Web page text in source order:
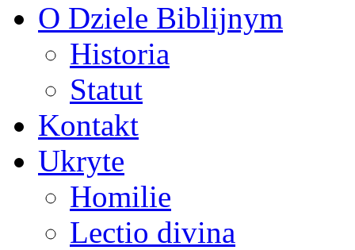
O Dziele Biblijnym
Historia
Statut
Kontakt
Ukryte
Homilie
Lectio divina